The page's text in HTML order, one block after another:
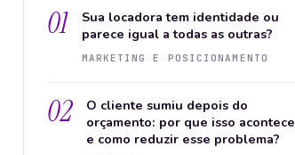
01
Sua locadora tem identidade ou
parece igual a todas as outras?
MARKETING E POSICIONAMENTO
02
O cliente sumiu depois do
orçamento: por que isso acontece
e como reduzir esse problema?